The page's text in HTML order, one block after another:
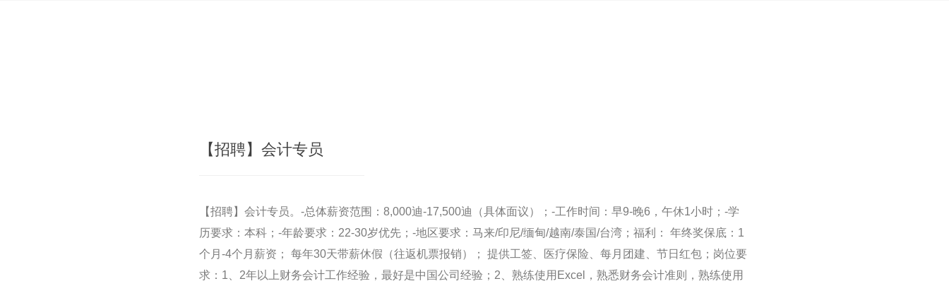
【招聘】会计专员
【招聘】会计专员。-总体薪资范围：8,000迪-17,500迪（具体面议）；-工作时间：早9-晚6，午休1小时；-学
历要求：本科；-年龄要求：22-30岁优先；-地区要求：马来/印尼/缅甸/越南/泰国/台湾；福利： 年终奖保底：1
个月-4个月薪资； 每年30天带薪休假（往返机票报销）； 提供工签、医疗保险、每月团建、节日红包；岗位要
求：1、2年以上财务会计工作经验，最好是中国公司经验；2、熟练使用Excel，熟悉财务会计准则，熟练使用